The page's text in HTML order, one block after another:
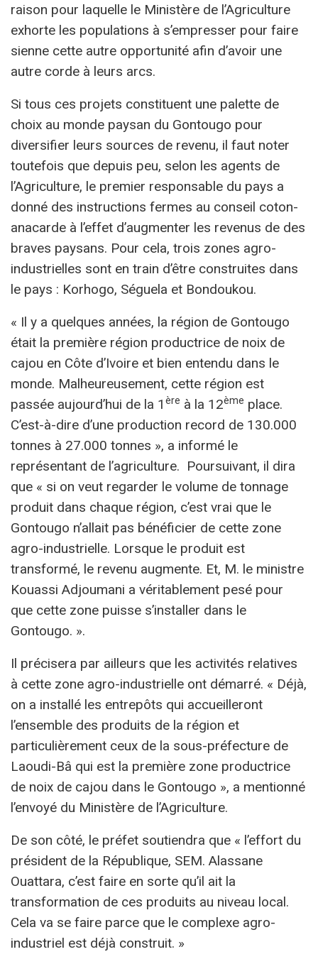
raison pour laquelle le Ministère de l’Agriculture
exhorte les populations à s’empresser pour faire
sienne cette autre opportunité afin d’avoir une
autre corde à leurs arcs.
Si tous ces projets constituent une palette de
choix au monde paysan du Gontougo pour
diversifier leurs sources de revenu, il faut noter
toutefois que depuis peu, selon les agents de
l’Agriculture, le premier responsable du pays a
donné des instructions fermes au conseil coton-
anacarde à l’effet d’augmenter les revenus de des
braves paysans. Pour cela, trois zones agro-
industrielles sont en train d’être construites dans
le pays : Korhogo, Séguela et Bondoukou.
« Il y a quelques années, la région de Gontougo
était la première région productrice de noix de
cajou en Côte d’Ivoire et bien entendu dans le
monde. Malheureusement, cette région est
passée aujourd’hui de la 1 ère à la 12ème place.
C’est-à-dire d’une production record de 130.000
tonnes à 27.000 tonnes », a informé le
représentant de l’agriculture. Poursuivant, il dira
que « si on veut regarder le volume de tonnage
produit dans chaque région, c’est vrai que le
Gontougo n’allait pas bénéficier de cette zone
agro-industrielle. Lorsque le produit est
transformé, le revenu augmente. Et, M. le ministre
Kouassi Adjoumani a véritablement pesé pour
que cette zone puisse s’installer dans le
Gontougo. ».
Il précisera par ailleurs que les activités relatives
à cette zone agro-industrielle ont démarré. « Déjà,
on a installé les entrepôts qui accueilleront
l’ensemble des produits de la région et
particulièrement ceux de la sous-préfecture de
Laoudi-Bâ qui est la première zone productrice
de noix de cajou dans le Gontougo », a mentionné
l’envoyé du Ministère de l’Agriculture.
De son côté, le préfet soutiendra que « l’effort du
président de la République, SEM. Alassane
Ouattara, c’est faire en sorte qu’il ait la
transformation de ces produits au niveau local.
Cela va se faire parce que le complexe agro-
industriel est déjà construit. »